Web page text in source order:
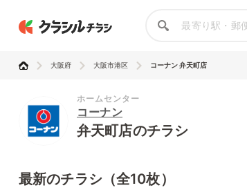
大阪府 大阪市港区 コーナン 弁天町店
ホームセンター
コーナン
弁天町店のチラシ
最新のチラシ（全10枚）